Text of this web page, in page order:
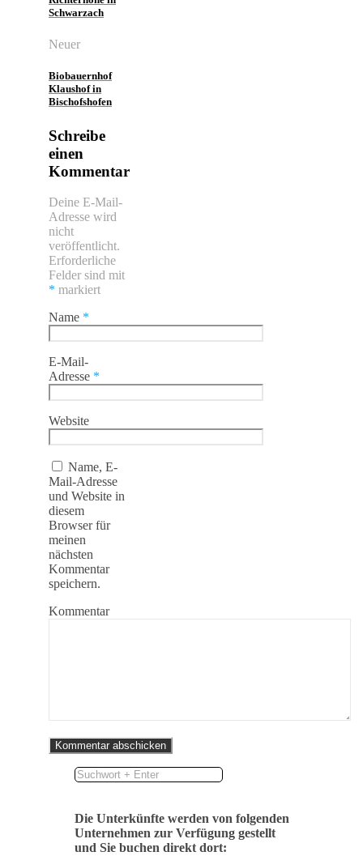
Schwarzach
Neuer
Biobauernhof
Klaushof in
Bischofshofen
Schreibe
einen
Kommentar
Deine E-Mail-
Adresse wird
nicht
veröffentlicht.
Erforderliche
Felder sind mit
* markiert
Name *
E-Mail-
Adresse *
Website
Name, E-
Mail-Adresse
und Website in
diesem
Browser für
meinen
nächsten
Kommentar
speichern.
Kommentar
Die Unterkünfte werden von folgenden
Unternehmen zur Verfügung gestellt
und Sie buchen direkt dort: